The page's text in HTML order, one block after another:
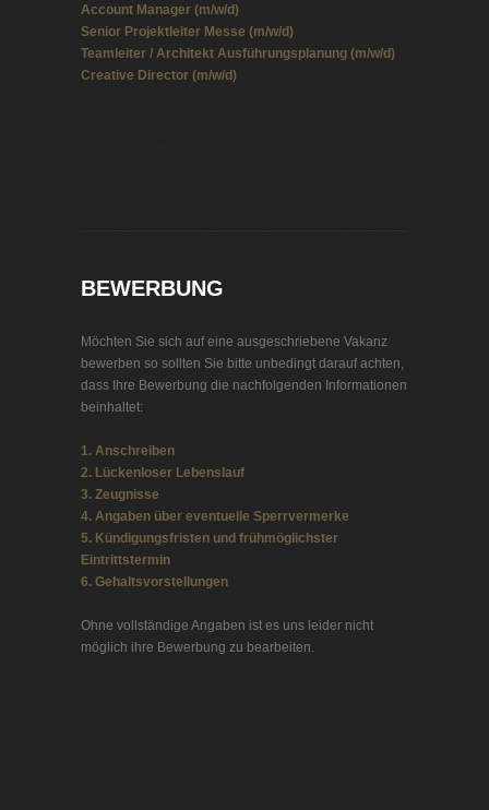
Account Manager (m/w/d)
Senior Projektleiter Messe (m/w/d)
Teamleiter / Architekt Ausführungsplanung (m/w/d)
Creative Director (m/w/d)
BEWERBUNG
Möchten Sie sich auf eine ausgeschriebene Vakanz
bewerben so sollten Sie bitte unbedingt darauf achten,
dass Ihre Bewerbung die nachfolgenden Informationen
beinhaltet:
1. Anschreiben
2. Lückenloser Lebenslauf
3. Zeugnisse
4. Angaben über eventuelle Sperrvermerke
5. Kündigungsfristen und frühmöglichster
Eintrittstermin
6. Gehaltsvorstellungen
Ohne vollständige Angaben ist es uns leider nicht
möglich ihre Bewerbung zu bearbeiten.